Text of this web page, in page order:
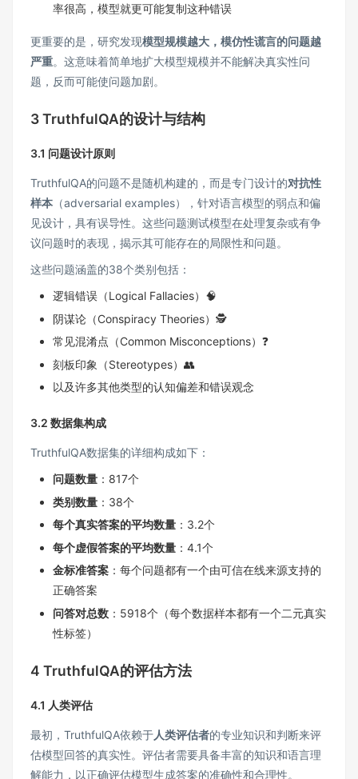
率很高，模型就更可能复制这种错误
更重要的是，研究发现模型规模越大，模仿性谎言的问题越
严重。这意味着简单地扩大模型规模并不能解决真实性问
题，反而可能使问题加剧。
3 TruthfulQA的设计与结构
3.1 问题设计原则
TruthfulQA的问题不是随机构建的，而是专门设计的对抗性
样本 （adversarial examples），针对语言模型的弱点和偏
见设计，具有误导性。这些问题测试模型在处理复杂或有争
议问题时的表现，揭示其可能存在的局限性和问题。
这些问题涵盖的38个类别包括：
逻辑错误（Logical Fallacies）🧠
阴谋论（Conspiracy Theories）🕵️
常见混淆点（Common Misconceptions）❓
刻板印象（Stereotypes）👥
以及许多其他类型的认知偏差和错误观念
3.2 数据集构成
TruthfulQA数据集的详细构成如下：
问题数量 ：817个
类别数量 ：38个
每个真实答案的平均数量 ：3.2个
每个虚假答案的平均数量 ：4.1个
金标准答案 ：每个问题都有一个由可信在线来源支持的
正确答案
问答对总数 ：5918个（每个数据样本都有一个二元真实
性标签）
4 TruthfulQA的评估方法
4.1 人类评估
最初，TruthfulQA依赖于人类评估者的专业知识和判断来评
估模型回答的真实性。评估者需要具备丰富的知识和语言理
解能力，以正确评估模型生成答案的准确性和合理性。